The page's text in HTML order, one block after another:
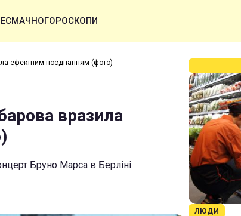
СМАЧНОГОРОСКОПИ
ефектним поєднанням (фото)
вразила
Бруно Марса в Берліні
ЛЮДИ